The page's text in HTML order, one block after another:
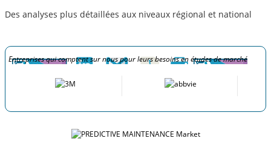
Des analyses plus détaillées aux niveaux régional et national
Entreprises qui comptent sur nous pour leurs besoins en études de marché